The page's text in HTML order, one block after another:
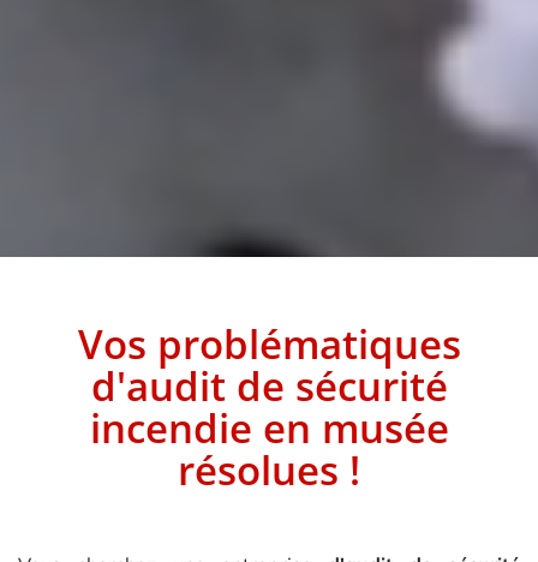
Vos problématiques
d'audit de sécurité
incendie en musée
résolues !